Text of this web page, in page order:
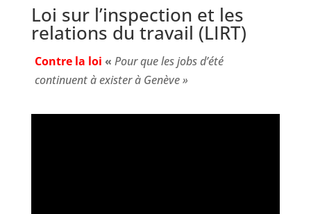
Loi sur l’inspection et les
relations du travail (LIRT)
Contre la loi « Pour que les jobs d’été
continuent à exister à Genève »